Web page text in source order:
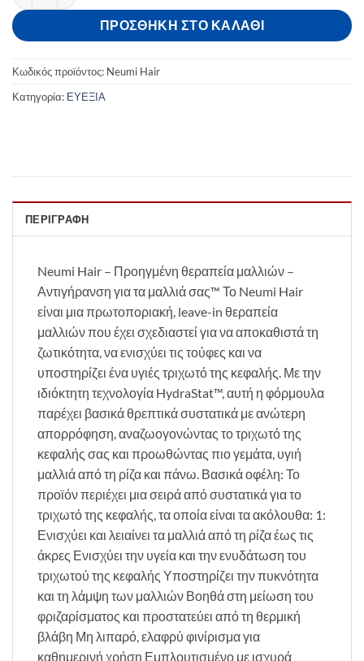
87,00 €.είναι:
65,00 €.
ΠΡΟΣΘΉΚΗ ΣΤΟ ΚΑΛΆΘΙ
Κωδικός προϊόντος: Neumi Hair
Κατηγορία: ΕΥΕΞΙΑ
ΠΕΡΙΓΡΑΦΉ
Neumi Hair – Προηγμένη θεραπεία μαλλιών –
Αντιγήρανση για τα μαλλιά σας™ Το Neumi Hair
είναι μια πρωτοποριακή, leave-in θεραπεία
μαλλιών που έχει σχεδιαστεί για να αποκαθιστά τη
ζωτικότητα, να ενισχύει τις τούφες και να
υποστηρίζει ένα υγιές τριχωτό της κεφαλής. Με την
ιδιόκτητη τεχνολογία HydraStat™, αυτή η φόρμουλα
παρέχει βασικά θρεπτικά συστατικά με ανώτερη
απορρόφηση, αναζωογονώντας το τριχωτό της
κεφαλής σας και προωθώντας πιο γεμάτα, υγιή
μαλλιά από τη ρίζα και πάνω. Βασικά οφέλη: Το
προϊόν περιέχει μια σειρά από συστατικά για το
τριχωτό της κεφαλής, τα οποία είναι τα ακόλουθα: 1:
Ενισχύει και λειαίνει τα μαλλιά από τη ρίζα έως τις
άκρες Ενισχύει την υγεία και την ενυδάτωση του
τριχωτού της κεφαλής Υποστηρίζει την πυκνότητα
και τη λάμψη των μαλλιών Βοηθά στη μείωση του
φριζαρίσματος και προστατεύει από τη θερμική
βλάβη Μη λιπαρό, ελαφρύ φινίρισμα για
καθημερινή χρήση Εμπλουτισμένο με ισχυρά